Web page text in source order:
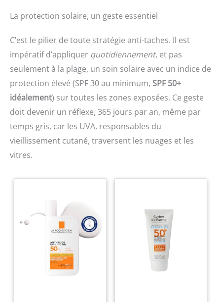
La protection solaire, un geste essentiel
C’est le pilier de toute stratégie anti-taches. Il est
impératif d’appliquer quotidiennement, et pas
seulement à la plage, un soin solaire avec un indice de
protection élevé (SPF 30 au minimum, SPF 50+
idéalement) sur toutes les zones exposées. Ce geste
doit devenir un réflexe, 365 jours par an, même par
temps gris, car les UVA, responsables du
vieillissement cutané, traversent les nuages et les
vitres.